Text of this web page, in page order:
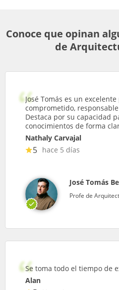
Conoce que opinan
de
José Tomás es un
comprometido,
Destaca por su capacidad
conocimientos de forma
Nathaly Carvajal
5 hace 5 días
José Tomás
Profe de
Se toma todo el tiempo de
Alan